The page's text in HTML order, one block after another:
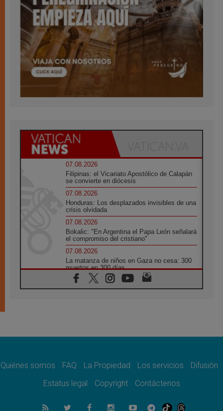
07.08.2026
Filipinas: el Vicariato Apostólico de Calapán
se convierte en diócesis
07.08.2026
Honduras: Los desplazados invisibles de una
crisis olvidada
07.08.2026
Bokalic: "En Argentina el Papa León señalará
el compromiso del cristiano"
07.08.2026
La matanza de niños en Gaza no cesa: 300
muertos en 300 días
07.08.2026
Tagle: La guerra desfigura el mundo, solo la
como misión al servicio del Evangelio
SIGNIS 2026, dar voz a las religiosas en el
espacio público
07.08.2026
Quiénes somos FAQ La Propiedad Los servicios
Difusión
Estatus legal
Copyright Contáctenos